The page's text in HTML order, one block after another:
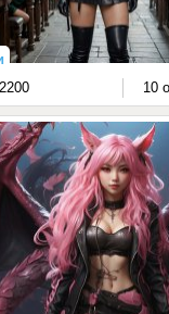
10